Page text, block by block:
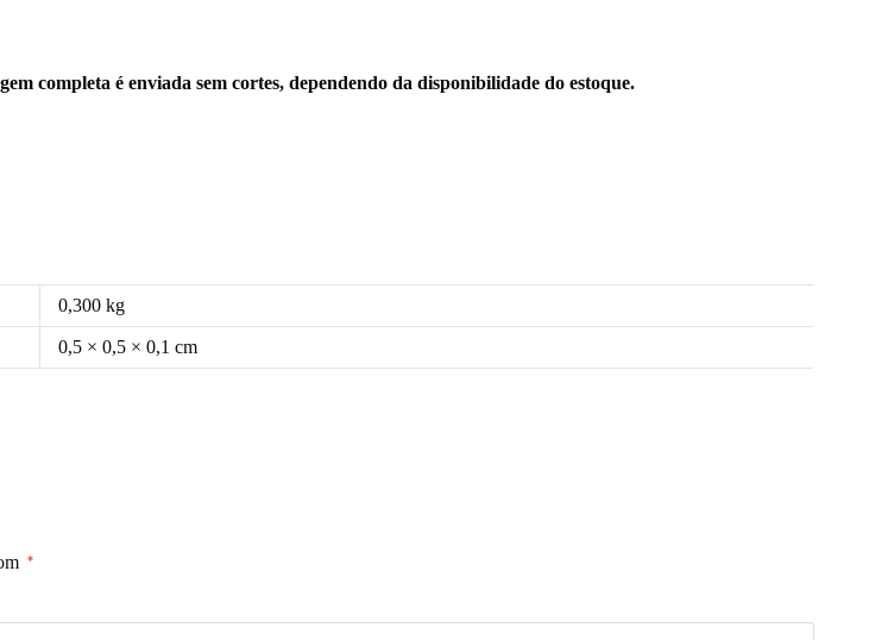
completa é enviada sem cortes, dependendo da disponibilidade do estoque.
0,300 kg
0,5 × 0,5 × 0,1 cm
*